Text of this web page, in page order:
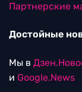
Партнерские
Достойные
Мы в
и Google.News